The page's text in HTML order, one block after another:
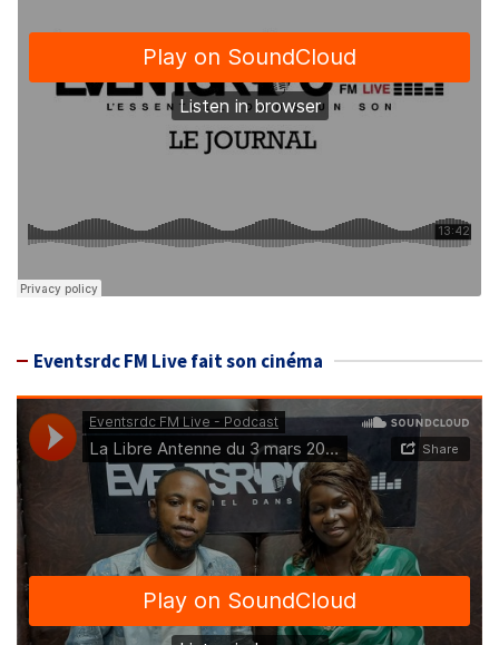
Eventsrdc FM Live fait son cinéma